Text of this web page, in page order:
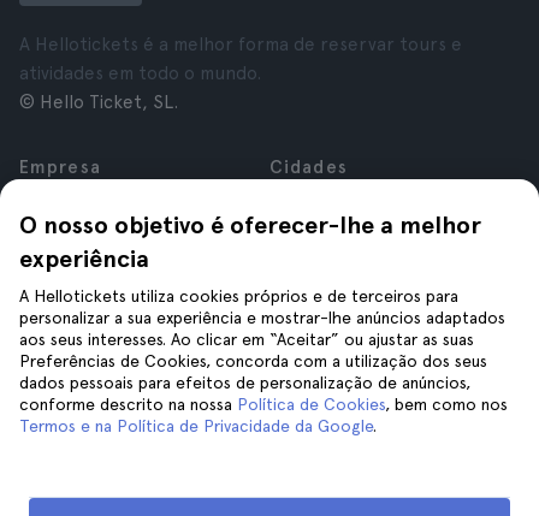
O nosso objetivo é oferecer-lhe a melhor
experiência
A Hellotickets utiliza cookies próprios e de terceiros para
personalizar a sua experiência e mostrar-lhe anúncios adaptados
aos seus interesses. Ao clicar em “Aceitar” ou ajustar as suas
Preferências de Cookies, concorda com a utilização dos seus
dados pessoais para efeitos de personalização de anúncios,
conforme descrito na nossa Política de Cookies, bem como nos
Termos e na Política de Privacidade da Google.
A Hellotickets é a melhor forma de reservar tours e
atividades em todo o mundo.
© Hello Ticket, SL.
Empresa
Carreiras
Afiliados
Avaliações
Privacidade
Termos e Condições
Aviso Legal
Cookies
Cidades
Roma
Londres
Granada
Cracóvia
Tenerife
Ajuda